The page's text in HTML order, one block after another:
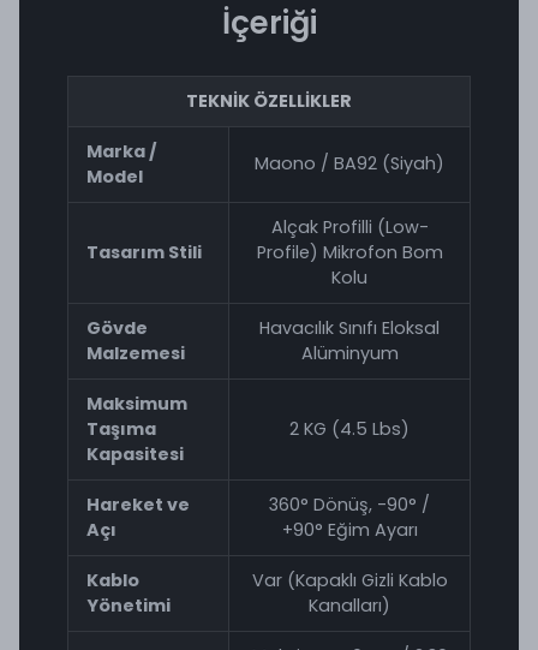
İçeriği
TEKNİK ÖZELLİKLER
Marka /
Model
Maono / BA92 (Siyah)
Tasarım Stili
Alçak Profilli (Low-
Profile) Mikrofon Bom
Kolu
Gövde
Malzemesi
Havacılık Sınıfı Eloksal
Alüminyum
Maksimum
Taşıma
Kapasitesi
2 KG (4.5 Lbs)
Hareket ve
Açı
360° Dönüş, -90° /
+90° Eğim Ayarı
Kablo
Yönetimi
Var (Kapaklı Gizli Kablo
Kanalları)